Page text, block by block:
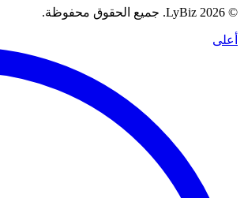
© 2026 LyBiz. جميع الحقوق محفوظة.
أعلى